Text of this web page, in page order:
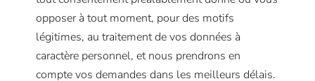
opposer à tout moment, pour des motifs
légitimes, au traitement de vos données à
caractère personnel, et nous prendrons en
compte vos demandes dans les meilleurs délais.